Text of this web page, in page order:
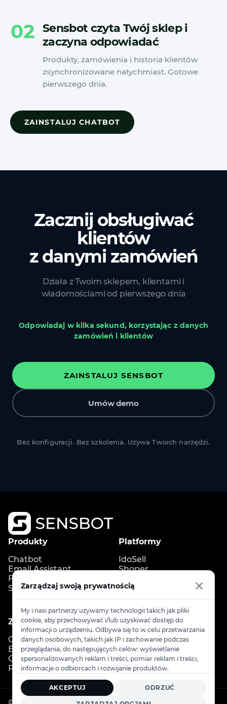
02 Sensbot czyta Twój sklep i
zaczyna odpowiadać
Produkty, zamówienia i historia klientów
zsynchronizowane natychmiast. Gotowe
pierwszego dnia.
ZAINSTALUJ CHATBOT
Zacznij obsługiwać
klientów
z danymi zamówień
Działa z Twoim sklepem, klientami i
wiadomościami od pierwszego dnia
Odpowiadaj w kilka sekund, korzystając z danych
zamówień i klientów
ZAINSTALUJ SENSBOT
Umów demo
Bez konfiguracji. Bez szkolenia. Używa Twoich narzędzi.
Produkty
Chatbot
Email Assistant
FAQ Generator
Store Copilot
Platformy
IdoSell
Shoper
IdoBooking
Upgates
Zasoby
Cennik
Blog
Centrum pomocy
Program partnerski
Kontakt
Kontakt
info@sensbot.ai
Umów demo
Zarządzaj swoją prywatnością
My i nasi partnerzy używamy technologii takich jak pliki
cookie, aby przechowywać i/lub uzyskiwać dostęp do
informacji o urządzeniu. Odbywa się to w celu przetwarzania
danych osobowych, takich jak IP i zachowanie podczas
przeglądania, do następujących celów: wyświetlanie
spersonalizowanych reklam i treści, pomiar reklam i treści,
informacje o odbiorcach i rozwijanie produktów.
AKCEPTUJ ODRZUĆ